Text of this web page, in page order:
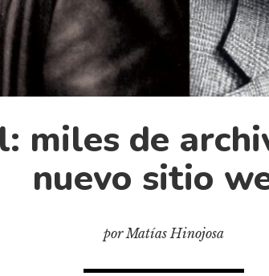
miles de
nuevo sitio
por Matías Hinojosa